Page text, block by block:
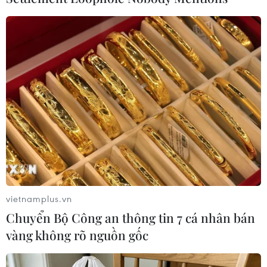
Dắt chó đi dạo không đúng
quy định, bị phạt đến 2
triệu đồng?
08/08/2026 04:16
CHUYỆN TUẦN QUA: Cảnh
báo nạn "giang hồ mạng”
kéo những hệ lụy ảo tràn
ra đời thực
08/08/2026 04:00
dây vận chuyển hơn 210kg
trong vụ dàn cảnh cướp
vietnamplus.vn
Chuyển Bộ Công an thông tin 7 cá nhân bán
vàng không rõ nguồn gốc